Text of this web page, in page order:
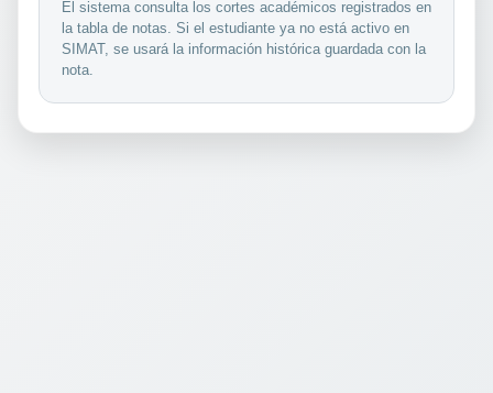
El sistema consulta los cortes académicos registrados en
la tabla de notas. Si el estudiante ya no está activo en
SIMAT, se usará la información histórica guardada con la
nota.